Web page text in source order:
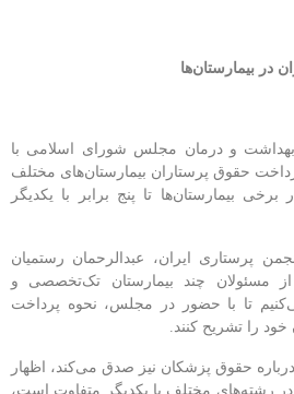
و درمان مجلس شورای اسلامی با
پرداخت حقوق پرستاران بیمارستان‌های مختلف
بیمارستان‌ها تا پنج برابر با یکدیگر
پرستاری ایران، عبدالرحمان رستمیان
از مسئولان چند بیمارستان تک‌تخصصی و
تا با حضور در مجلس، نحوه پرداخت
خود را تشریح کنند.
حقوق پزشکان نیز صدق می‌کند، اظهار
در رشته‌های مختلف با یکدیگر متفاوت است،